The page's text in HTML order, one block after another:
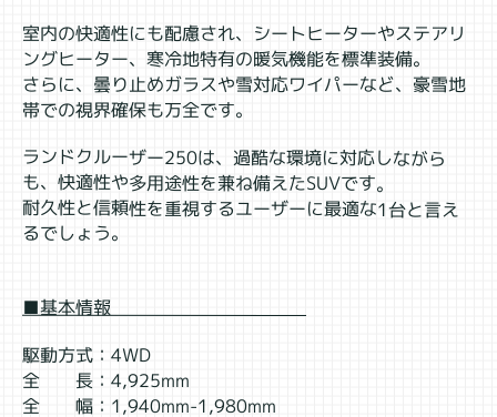
室内の快適性にも配慮され、シートヒーターやステアリ
ングヒーター、寒冷地特有の暖気機能を標準装備。
さらに、曇り止めガラスや雪対応ワイパーなど、豪雪地
帯での視界確保も万全です。
ランドクルーザー250は、過酷な環境に対応しながら
も、快適性や多用途性を兼ね備えたSUVです。
耐久性と信頼性を重視するユーザーに最適な1台と言え
るでしょう。
■基本情報
駆動方式：4WD
全 長：4,925mm
全 幅：1,940mm-1,980mm